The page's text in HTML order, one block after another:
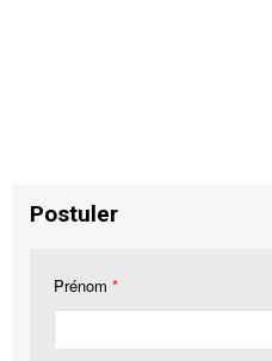
Postuler
Prénom *